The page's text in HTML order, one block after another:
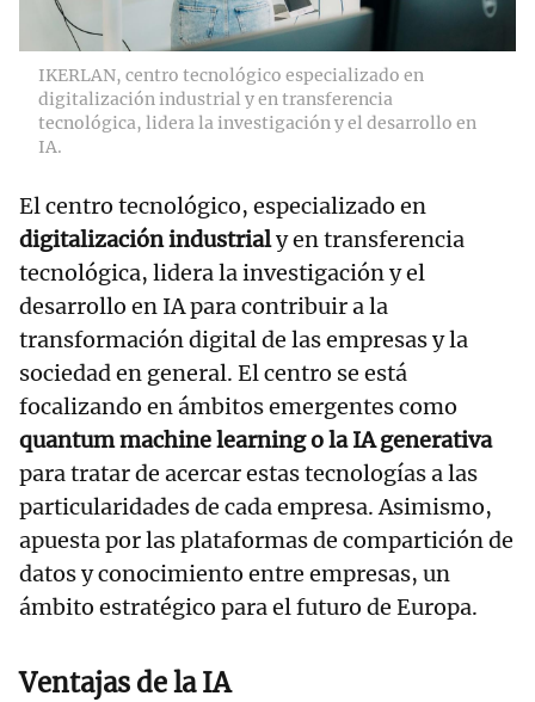
IKERLAN, centro tecnológico especializado en
digitalización industrial y en transferencia
tecnológica, lidera la investigación y el desarrollo en
IA.
El centro tecnológico, especializado en
digitalización industrialy en transferencia
tecnológica, lidera la investigación y el
desarrollo en IA para contribuir a la
transformación digital de las empresas y la
sociedad en general. El centro se está
focalizando en ámbitos emergentes como
quantum machine learning o la IA generativa
para tratar de acercar estas tecnologías a las
particularidades de cada empresa. Asimismo,
apuesta por las plataformas de compartición de
datos y conocimiento entre empresas, un
ámbito estratégico para el futuro de Europa.
Ventajas de la IA